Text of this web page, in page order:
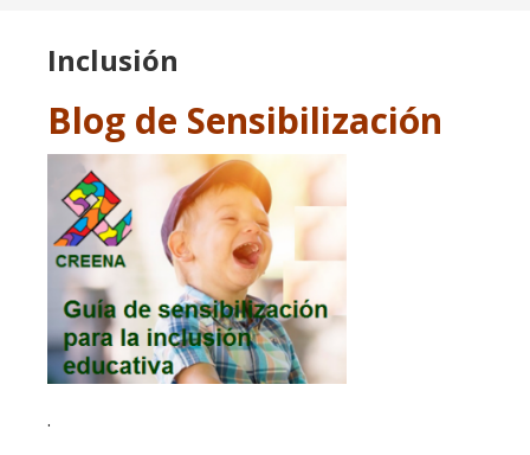
Inclusión
Blog de Sensibilización
.